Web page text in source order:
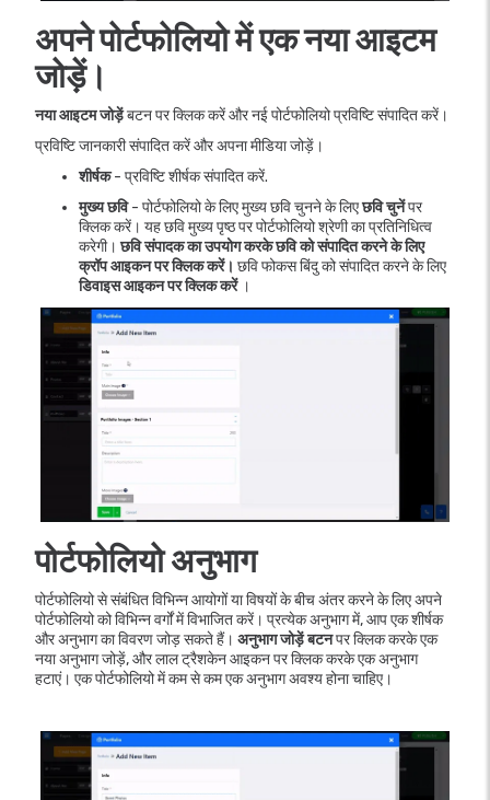
अपने पोर्टफोलियो में एक नया आइटम
जोड़ें।
नया आइटम जोड़ेंबटन पर क्लिक करें और नई पोर्टफोलियो प्रविष्टि संपादित करें।
प्रविष्टि जानकारी संपादित करें और अपना मीडिया जोड़ें।
शीर्षक- प्रविष्टि शीर्षक संपादित करें.
मुख्य छवि- पोर्टफोलियो के लिए मुख्य छवि चुनने के लिएछवि चुनेंपर
क्लिक करें। यह छवि मुख्य पृष्ठ पर पोर्टफोलियो श्रेणी का प्रतिनिधित्व
करेगी।छवि संपादक का उपयोग करके छवि को संपादित करने के लिए
क्रॉप आइकन पर क्लिक करें। छवि फोकस बिंदु को संपादित करने के लिए
डिवाइस आइकनपर क्लिक करें।
पोर्टफोलियो अनुभाग
पोर्टफोलियो से संबंधित विभिन्न आयोगों या विषयों के बीच अंतर करने के लिए अपने
पोर्टफोलियो को विभिन्न वर्गों में विभाजित करें। प्रत्येक अनुभाग में, आप एक शीर्षक
और अनुभाग का विवरण जोड़ सकते हैं। अनुभाग जोड़ें बटनपर क्लिक करके एक
नया अनुभाग जोड़ें, और लाल ट्रैशकेन आइकन पर क्लिक करके एक अनुभाग
हटाएं। एक पोर्टफोलियो में कम से कम एक अनुभाग अवश्य होना चाहिए।